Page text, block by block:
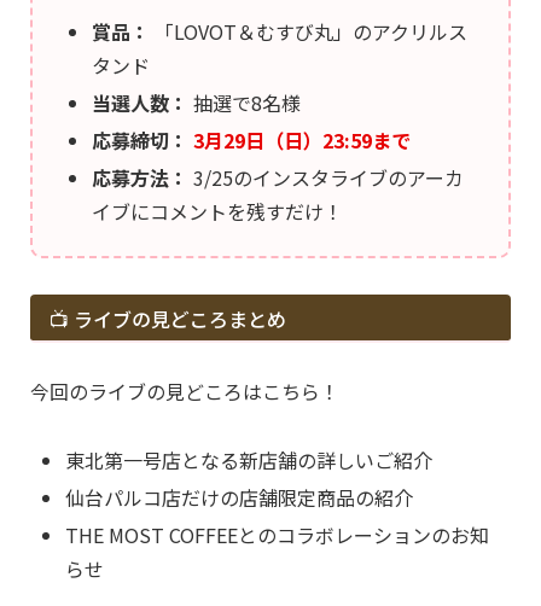
賞品：
「LOVOT＆むすび丸」のアクリルス
タンド
当選人数： 抽選で8名様
応募締切： 3月29日（日）23:59まで
応募方法： 3/25のインスタライブのアーカ
イブにコメントを残すだけ！
📺 ライブの見どころまとめ
今回のライブの見どころはこちら！
東北第一号店となる新店舗の詳しいご紹介
仙台パルコ店だけの店舗限定商品の紹介
THE MOST COFFEEとのコラボレーションのお知
らせ